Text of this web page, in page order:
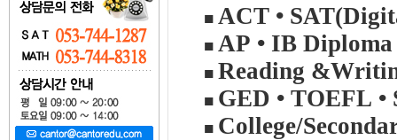
■ ACT •
■ AP • IB Diploma
■ Reading
■ GED • TOEFL •
■ College/